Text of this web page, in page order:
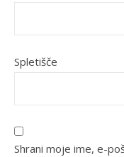
Spletišče
Shrani moje ime, e-